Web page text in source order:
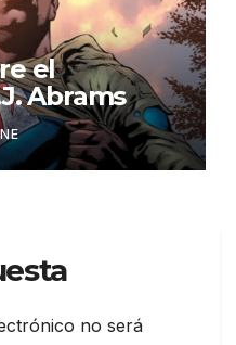
el
Abrams
no será